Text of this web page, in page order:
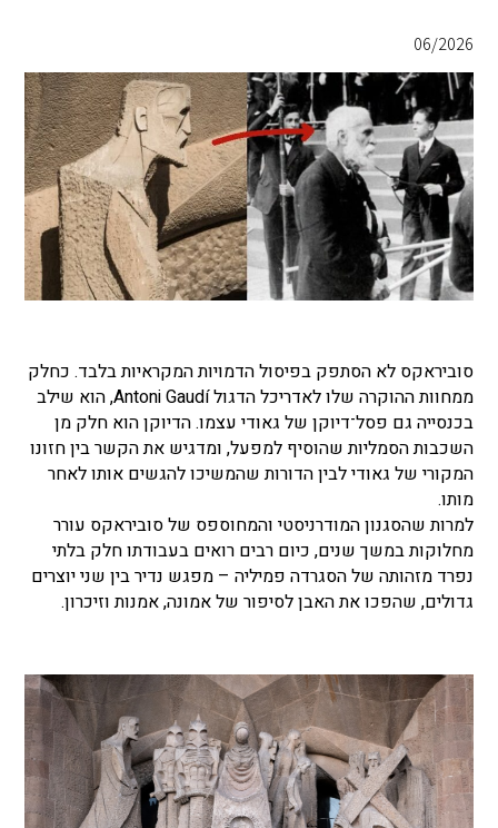
06/2026
סוביראקס לא הסתפק בפיסול הדמויות המקראיות בלבד. כחלק
ממחוות ההוקרה שלו לאדריכל הדגול Antoni Gaudí, הוא שילב
בכנסייה גם פסל־דיוקן של גאודי עצמו. הדיוקן הוא חלק מן
השכבות הסמליות שהוסיף למפעל, ומדגיש את הקשר בין חזונו
המקורי של גאודי לבין הדורות שהמשיכו להגשים אותו לאחר
מותו.
למרות שהסגנון המודרניסטי והמחוספס של סוביראקס עורר
מחלוקות במשך שנים, כיום רבים רואים בעבודתו חלק בלתי
נפרד מזהותה של הסגרדה פמיליה – מפגש נדיר בין שני יוצרים
גדולים, שהפכו את האבן לסיפור של אמונה, אמנות וזיכרון.